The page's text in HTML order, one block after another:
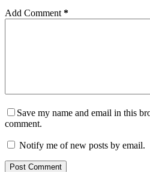
Add Comment *
Save my name and email in this
comment.
Notify me of new posts by email.
Post Comment